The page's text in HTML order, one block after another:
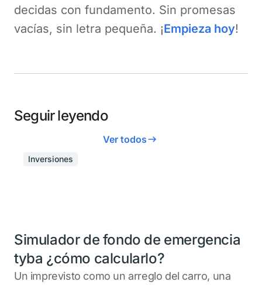
decidas con fundamento. Sin promesas
vacías, sin letra pequeña. ¡Empieza hoy!
Seguir leyendo
Ver todos
Inversiones
Simulador de fondo de emergencia
tyba ¿cómo calcularlo?
Un imprevisto como un arreglo del carro, una